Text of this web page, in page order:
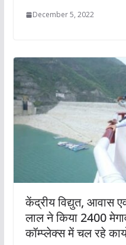
December 5, 2022
केंद्रीय विद्युत, आवास
लाल ने किया 2400
कॉम्प्लेक्स में चल रहे